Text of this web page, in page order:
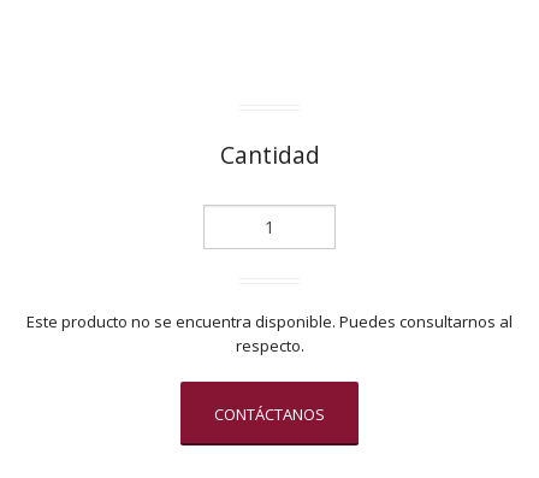
Cantidad
Este producto no se encuentra disponible. Puedes consultarnos al
respecto.
CONTÁCTANOS